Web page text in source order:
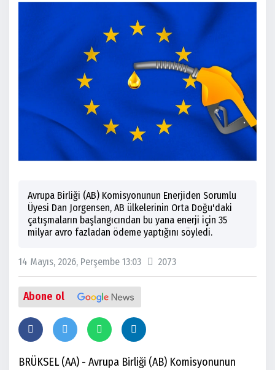
Avrupa Birliği (AB) Komisyonunun Enerjiden Sorumlu
Üyesi Dan Jorgensen, AB ülkelerinin Orta Doğu'daki
çatışmaların başlangıcından bu yana enerji için 35
milyar avro fazladan ödeme yaptığını söyledi.
14 Mayıs, 2026, Perşembe 13:03 2073
Abone ol
BRÜKSEL (AA) - Avrupa Birliği (AB) Komisyonunun